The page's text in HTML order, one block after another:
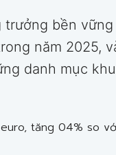
bền
năm 2025,
danh mục
tăng 04% so